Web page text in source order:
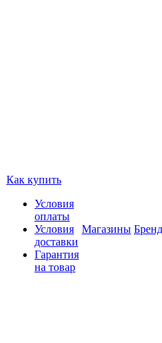
Как купить
Условия
оплаты
Условия
доставки
Гарантия
на товар
Магазины